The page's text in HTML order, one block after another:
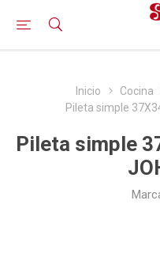
Inicio Cocina
Pileta simple
Pileta simple